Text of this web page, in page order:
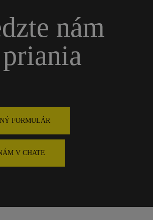
nám
FORMULÁR
V CHATE